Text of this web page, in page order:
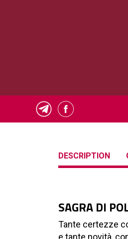
DESCRIPTION
SAGRA DI
Tante certezze
e tante novità,